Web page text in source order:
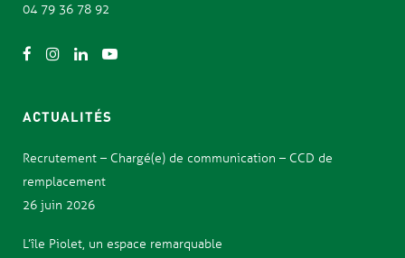
04 79 36 78 92
ACTUALITÉS
Recrutement – Chargé(e) de communication – CCD de
remplacement
26 juin 2026
L’île Piolet, un espace remarquable